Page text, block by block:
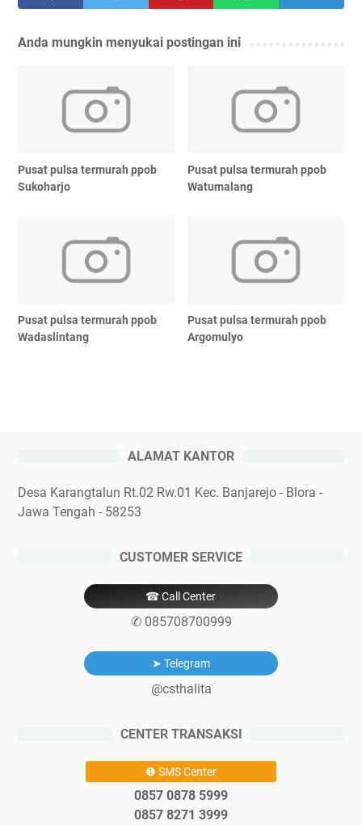
Anda mungkin menyukai postingan ini
Pusat pulsa termurah ppob
Sukoharjo
Pusat pulsa termurah ppob
Watumalang
Pusat pulsa termurah ppob
Wadaslintang
Pusat pulsa termurah ppob
Argomulyo
ALAMAT KANTOR
Desa Karangtalun Rt.02 Rw.01 Kec. Banjarejo - Blora -
Jawa Tengah - 58253
CUSTOMER SERVICE
☎ Call Center
✆ 085708700999
➤ Telegram
@csthalita
CENTER TRANSAKSI
❶ SMS Center
0857 0878 5999
0857 8271 3999